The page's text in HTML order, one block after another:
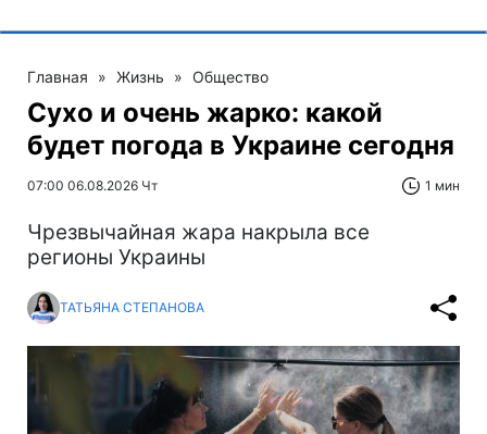
Главная » Жизнь » Общество
Сухо и очень жарко: какой
будет погода в Украине сегодня
07:00 06.08.2026 Чт 1 мин
Чрезвычайная жара накрыла все
регионы Украины
ТАТЬЯНА СТЕПАНОВА